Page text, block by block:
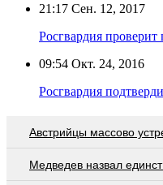
21:17 Сен. 12, 2017
Росгвардия
09:54 Окт. 24, 2016
Росгвардия
Австрийцы массово
Медведев назвал